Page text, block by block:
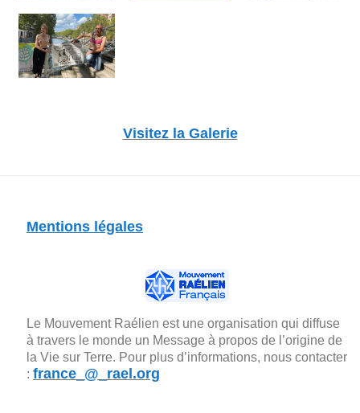
Visitez la Galerie
Mentions légales
Le Mouvement Raélien est une organisation qui diffuse
à travers le monde un Message à propos de l’origine de
la Vie sur Terre. Pour plus d’informations, nous contacter
: france_@_rael.org